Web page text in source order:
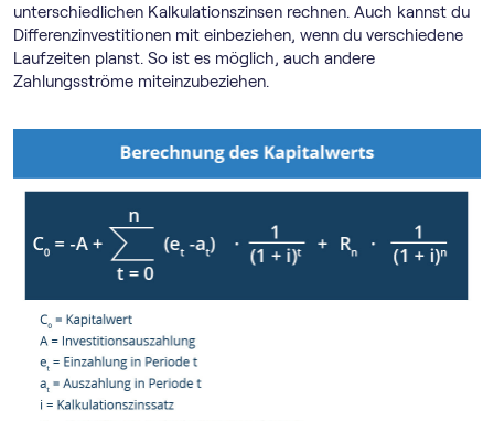
unterschiedlichen Kalkulationszinsen rechnen. Auch kannst du
Differenzinvestitionen mit einbeziehen, wenn du verschiedene
Laufzeiten planst. So ist es möglich, auch andere
Zahlungsströme miteinzubeziehen.